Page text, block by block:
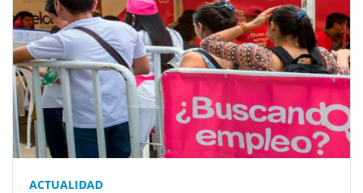
ACTUALIDAD